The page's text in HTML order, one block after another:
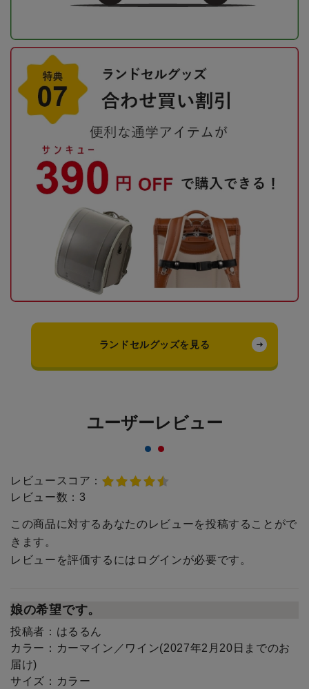
ランドセルグッズを見る
ユーザーレビュー
レビュースコア：
レビュー数： 3
この商品に対するあなたのレビューを投稿することがで
きます。
レビューを評価するには ログインが必要です。
娘の希望です。
投稿者： はるるん
カラー： カーマイン／ワイン(2027年2月20日までのお
届け)
サイズ： カラー